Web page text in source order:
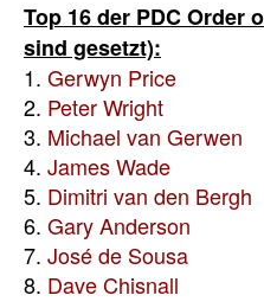
Top 16 der PDC Order
sind gesetzt):
1. Gerwyn Price
2. Peter Wright
3. Michael van Gerwen
4. James Wade
5. Dimitri van den Bergh
6. Gary Anderson
7. José de Sousa
8. Dave Chisnall